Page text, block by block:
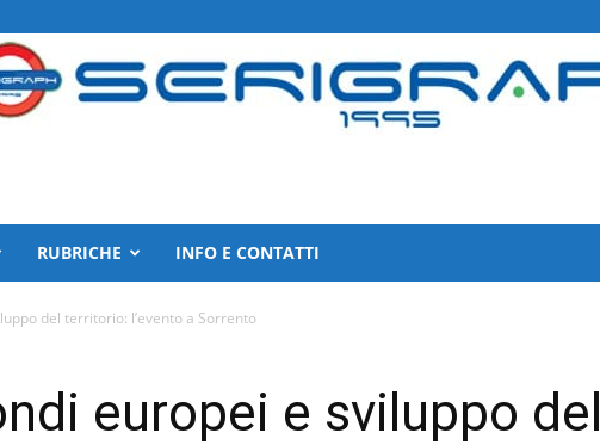
RUBRICHE INFO E CONTATTI
del territorio: l’evento a Sorrento
europei e sviluppo del